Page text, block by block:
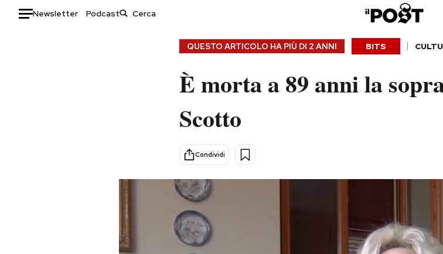
Newsletter Podcast
Storie/Idee
Ok Boomer!
Media
Altrecose
Mondiali calcio 2026
QUESTO ARTICOLO HA PIÙ DI 2 ANNI BITS
È morta a 89 anni la
Scotto
Condividi